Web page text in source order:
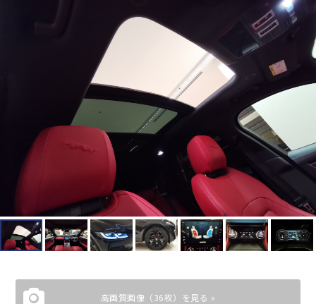
高画質画像（36枚）を見る »